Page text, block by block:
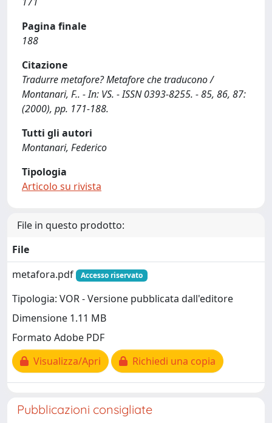
Pagina finale
188
Citazione
Tradurre metafore? Metafore che traducono /
Montanari, F.. - In: VS. - ISSN 0393-8255. - 85, 86, 87:
(2000), pp. 171-188.
Tutti gli autori
Montanari, Federico
Tipologia
Articolo su rivista
File in questo prodotto:
File
metafora.pdf
Accesso riservato
Tipologia: VOR - Versione pubblicata dall'editore
Dimensione 1.11 MB
Formato Adobe PDF
Visualizza/Apri
Richiedi una copia
Pubblicazioni consigliate